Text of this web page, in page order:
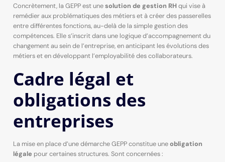
Concrètement, la GEPP est unesolution de gestion RHqui vise à
remédier aux problématiques des métiers et à créer des passerelles
entre différentes fonctions, au-delà de la simple gestion des
compétences. Elle s’inscrit dans une logique d’accompagnement du
changement au sein de l’entreprise, en anticipant les évolutions des
métiers et en développant l’employabilité des collaborateurs.
Cadre légal et
obligations des
entreprises
La mise en place d’une démarche GEPP constitue uneobligation
légale pour certaines structures. Sont concernées :